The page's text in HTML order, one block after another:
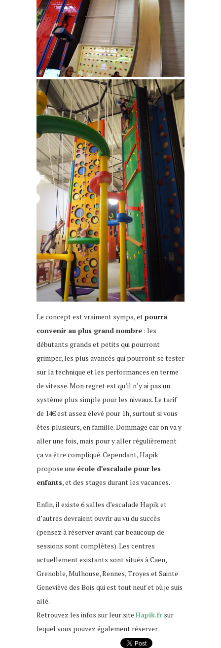
Le concept est vraiment sympa, etpourra
convenir au plus grand nombre : les
débutants grands et petits qui pourront
grimper, les plus avancés qui pourront se tester
sur la technique et les performances en terme
de vitesse. Mon regret est qu’il n’y ai pas un
système plus simple pour les niveaux. Le tarif
de 14€ est assez élevé pour 1h, surtout si vous
êtes plusieurs, en famille. Dommage car on va y
aller une fois, mais pour y aller régulièrement
ça va être compliqué. Cependant, Hapik
propose une école d’escalade pour les
enfants, et des stages durant les vacances.
Enfin, il existe 6 salles d’escalade Hapik et
d’autres devraient ouvrir au vu du succès
(pensez à réserver avant car beaucoup de
sessions sont complètes). Les centres
actuellement existants sont situés à Caen,
Grenoble, Mulhouse, Rennes, Troyes et Sainte
Geneviève des Bois qui est tout neuf et où je suis
allé.
Retrouvez les infos sur leur site Hapik.fr sur
lequel vous pouvez également réserver.